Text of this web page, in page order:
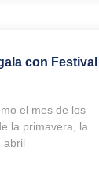
con Festival
el mes de los
la primavera, la
abril